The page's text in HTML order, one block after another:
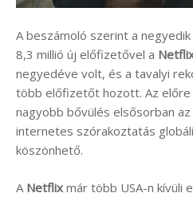
A beszámoló szerint a
8,3 millió új előfizetővel a
negyedéve volt, és a tavalyi
több előfizetőt hozott. Az előre
nagyobb bővülés elsősorban
internetes szórakoztatás
köszönhető.
A Netflix már több USA-n kívüli